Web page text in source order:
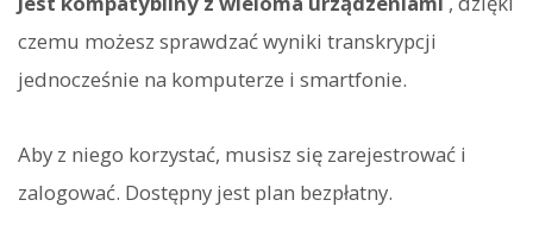
czemu możesz sprawdzać wyniki transkrypcji
jednocześnie na komputerze i smartfonie.
Aby z niego korzystać, musisz się zarejestrować i
zalogować. Dostępny jest plan bezpłatny.